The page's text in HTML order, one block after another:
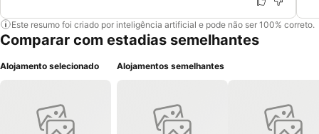
Este resumo foi criado por inteligência artificial e pode não ser 100% correto.
Comparar com estadias semelhantes
Alojamento selecionado Alojamentos semelhantes